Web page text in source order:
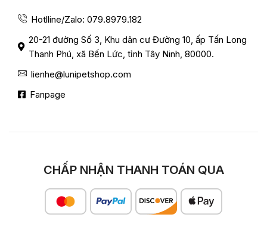
Hotlline/Zalo: 079.8979.182
20-21 đường Số 3, Khu dân cư Đường 10, ấp Tấn Long
Thanh Phú, xã Bến Lức, tỉnh Tây Ninh, 80000.
lienhe@lunipetshop.com
Fanpage
CHẤP NHẬN THANH TOÁN QUA